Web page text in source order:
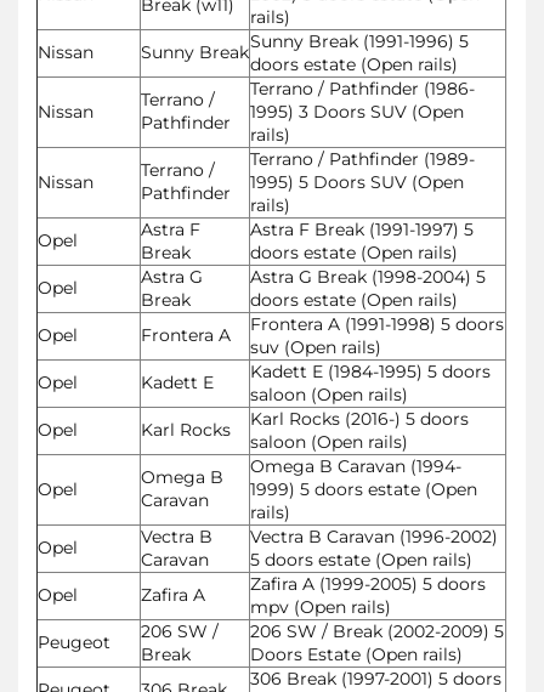
Break (w11)
rails)
Nissan
Sunny BreakSunny Break (1991-1996) 5
doors estate (Open rails)
Nissan
Terrano /
Pathfinder
Terrano / Pathfinder (1986-
1995) 3 Doors SUV (Open
rails)
Nissan
Terrano /
Pathfinder
Terrano / Pathfinder (1989-
1995) 5 Doors SUV (Open
rails)
Opel
Astra F
Break
Astra F Break (1991-1997) 5
doors estate (Open rails)
Opel
Astra G
Break
Astra G Break (1998-2004) 5
doors estate (Open rails)
Opel
Frontera A
Frontera A (1991-1998) 5 doors
suv (Open rails)
Opel
Kadett E
Kadett E (1984-1995) 5 doors
saloon (Open rails)
Opel
Karl Rocks
Karl Rocks (2016-) 5 doors
saloon (Open rails)
Opel
Omega B
Caravan
Omega B Caravan (1994-
1999) 5 doors estate (Open
rails)
Opel
Vectra B
Caravan
Vectra B Caravan (1996-2002)
5 doors estate (Open rails)
Opel
Zafira A
Zafira A (1999-2005) 5 doors
mpv (Open rails)
Peugeot
206 SW /
Break
206 SW / Break (2002-2009) 5
Doors Estate (Open rails)
306 Break (1997-2001) 5 doors